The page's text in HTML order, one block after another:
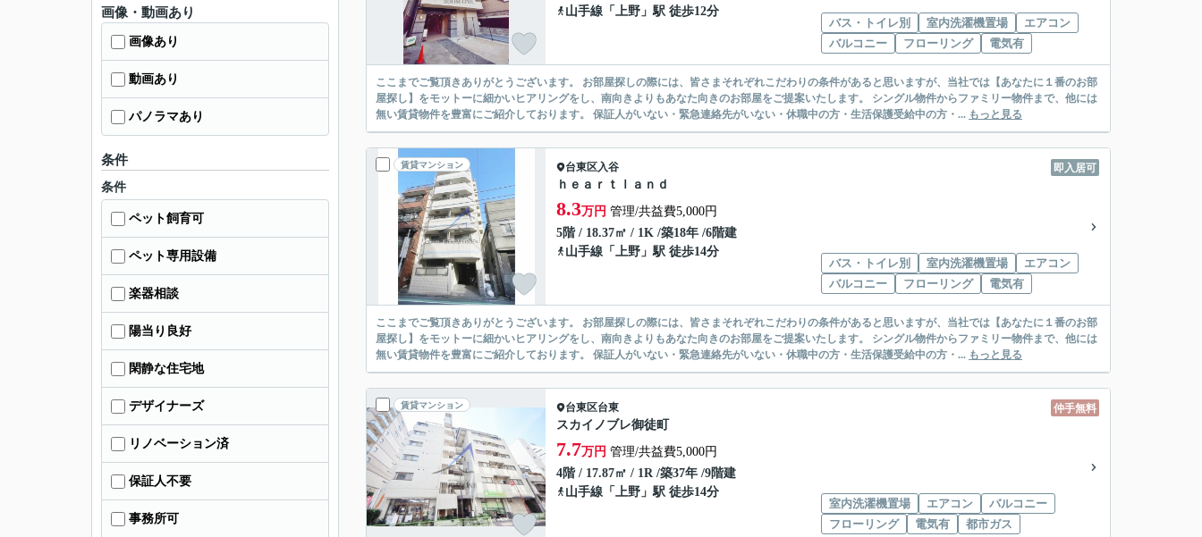
山手線 「 上野 」駅 徒歩12分
バス・トイレ別
室内洗濯機置場
エアコン
バルコニー
フローリング 電気有
ここまでご覧頂きありがとうございます。 お部屋探しの際には、皆さまそれぞれこだわりの条件があると思いますが、当社では【あなたに１番のお部
屋探し】をモットーに細かいヒアリングをし、南向きよりもあなた向きのお部屋をご提案いたします。 シングル物件からファミリー物件まで、他には
無い賃貸物件を豊富にご紹介しております。 保証人がいない・緊急連絡先がいない・休職中の方・生活保護受給中の方・... もっと見る
賃貸マンション 即入居可
台東区入谷
ｈｅａｒｔｌａｎｄ
8.3万円 管理/共益費5,000円
5階 / 18.37㎡ / 1K /築18年 /6階建
山手線 「 上野 」駅 徒歩14分
バス・トイレ別
室内洗濯機置場
エアコン
バルコニー
フローリング 電気有
ここまでご覧頂きありがとうございます。 お部屋探しの際には、皆さまそれぞれこだわりの条件があると思いますが、当社では【あなたに１番のお部
屋探し】をモットーに細かいヒアリングをし、南向きよりもあなた向きのお部屋をご提案いたします。 シングル物件からファミリー物件まで、他には
無い賃貸物件を豊富にご紹介しております。 保証人がいない・緊急連絡先がいない・休職中の方・生活保護受給中の方・... もっと見る
賃貸マンション 仲手無料
台東区台東
スカイノブレ御徒町
7.7万円 管理/共益費5,000円
4階 / 17.87㎡ / 1R /築37年 /9階建
山手線 「 上野 」駅 徒歩14分
室内洗濯機置場
エアコン
バルコニー
フローリング
電気有 都市ガス
画像・動画あり
画像あり
動画あり
パノラマあり
条件
条件
ペット飼育可
ペット専用設備
楽器相談
陽当り良好
閑静な住宅地
デザイナーズ
リノベーション済
保証人不要
事務所可